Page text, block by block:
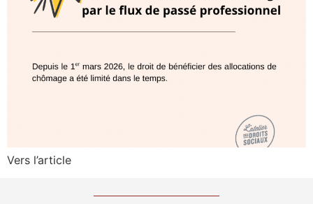
Vers l’article